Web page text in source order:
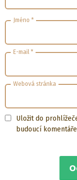
Jméno *
E-mail *
Webová stránka
Uložit do
budoucí